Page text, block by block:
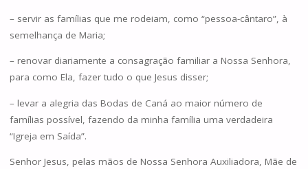
– servir as famílias que me rodeiam, como “pessoa-cântaro”, à
semelhança de Maria;
– renovar diariamente a consagração familiar a Nossa Senhora,
para como Ela, fazer tudo o que Jesus disser;
– levar a alegria das Bodas de Caná ao maior número de
famílias possível, fazendo da minha família uma verdadeira
“Igreja em Saída”.
Senhor Jesus, pelas mãos de Nossa Senhora Auxiliadora, Mãe de